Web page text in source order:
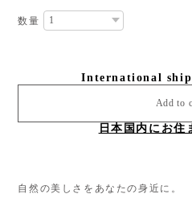
数量
International
Add to
日本国内にお住
自然の美しさをあなたの身近に。